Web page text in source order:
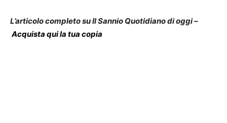
L’articolo completo su Il Sannio Quotidiano di oggi –
Acquista qui la tua copia